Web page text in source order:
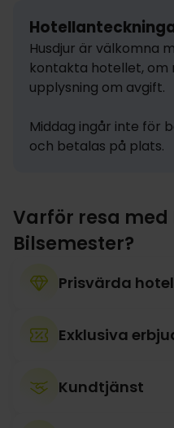
Husdjur är välkomna
kontakta hotellet, om
upplysning om avgift.
Middag ingår inte för
och betalas på plats.
Varför resa med
Bilsemester?
Prisvärda
Exklusiva
Kundtjänst